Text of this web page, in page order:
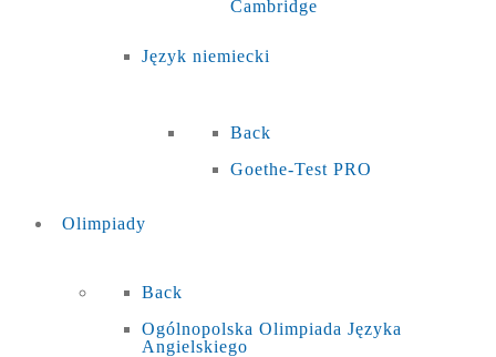
Cambridge
Język niemiecki
Back
Goethe-Test PRO
Olimpiady
Back
Ogólnopolska Olimpiada Języka
Angielskiego